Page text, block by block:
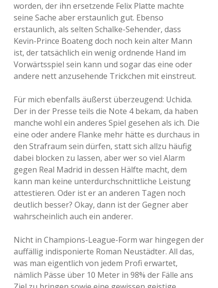
worden, der ihn ersetzende Felix Platte machte
seine Sache aber erstaunlich gut. Ebenso
erstaunlich, als selten Schalke-Sehender, dass
Kevin-Prince Boateng doch noch kein alter Mann
ist, der tatsächlich ein wenig ordnende Hand im
Vorwärtsspiel sein kann und sogar das eine oder
andere nett anzusehende Trickchen mit einstreut.
Für mich ebenfalls äußerst überzeugend: Uchida.
Der in der Presse teils die Note 4 bekam, da haben
manche wohl ein anderes Spiel gesehen als ich. Die
eine oder andere Flanke mehr hätte es durchaus in
den Strafraum sein dürfen, statt sich allzu häufig
dabei blocken zu lassen, aber wer so viel Alarm
gegen Real Madrid in dessen Hälfte macht, dem
kann man keine unterdurchschnittliche Leistung
attestieren. Oder ist er an anderen Tagen noch
deutlich besser? Okay, dann ist der Gegner aber
wahrscheinlich auch ein anderer.
Nicht in Champions-League-Form war hingegen der
auffällig indisponierte Roman Neustädter. All das,
was man eigentlich von jedem Profi erwartet,
nämlich Pässe über 10 Meter in 98% der Fälle ans